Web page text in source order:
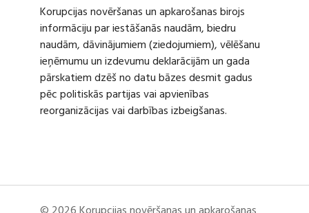
Korupcijas novēršanas un apkarošanas birojs
informāciju par iestāšanās naudām, biedru
naudām, dāvinājumiem (ziedojumiem), vēlēšanu
ieņēmumu un izdevumu deklarācijām un gada
pārskatiem dzēš no datu bāzes desmit gadus
pēc politiskās partijas vai apvienības
reorganizācijas vai darbības izbeigšanas.